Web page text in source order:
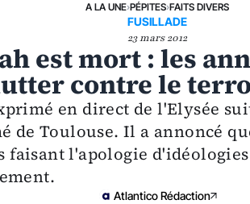
A LA UNE›PÉPITES›FAITS DIVERS
FUSILLADE
23 mars 2012
est mort : les
contre le
en direct de l'Elysée
de Toulouse. Il a annoncé
faisant l'apologie
Atlantico Rédaction